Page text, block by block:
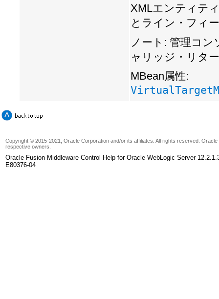
XMLエンティテ
とライン・フィ
ノート: 管理コ
ャリッジ・リタ
MBean属性:
Copyright © 2015-2021, Oracle Corporation and/or its affiliates. All rights reserved.
respective owners.
Oracle Fusion Middleware Control Help for Oracle WebLogic Server
E80376-04